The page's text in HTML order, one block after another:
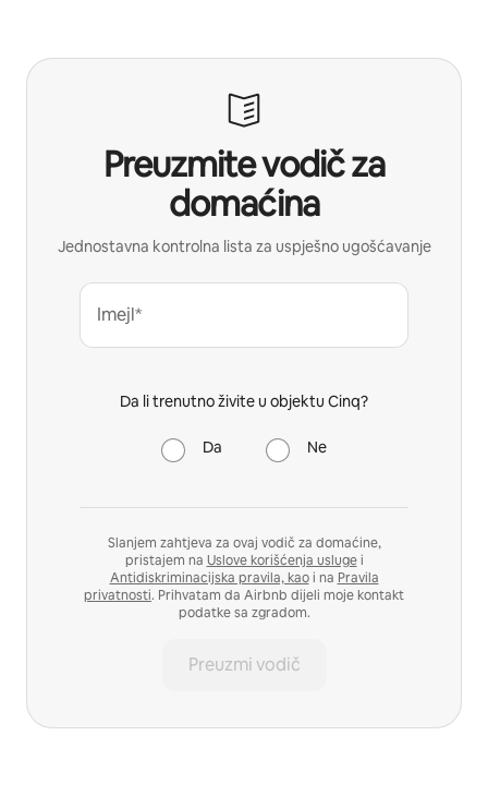
Preuzmite vodič za
domaćina
Jednostavna kontrolna lista za uspješno ugošćavanje
Imejl*
Da li trenutno živite u objektu Cinq?
Da Ne
Slanjem zahtjeva za ovaj vodič za domaćine,
pristajem na Uslove korišćenja uslugei
Antidiskriminacijska pravila, kaoi na Pravila
privatnosti. Prihvatam da Airbnb dijeli moje kontakt
podatke sa zgradom.
Preuzmi vodič